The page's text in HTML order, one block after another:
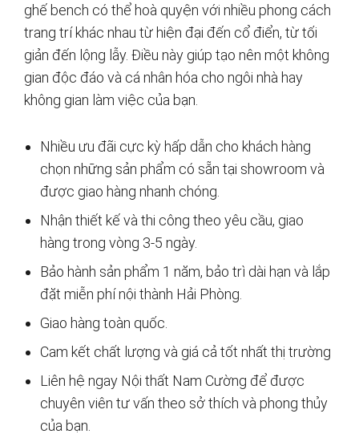
ghế bench có thể hoà quyện với nhiều phong cách
trang trí khác nhau từ hiện đại đến cổ điển, từ tối
giản đến lộng lẫy. Điều này giúp tạo nên một không
gian độc đáo và cá nhân hóa cho ngôi nhà hay
không gian làm việc của bạn.
Nhiều ưu đãi cực kỳ hấp dẫn cho khách hàng
chọn những sản phẩm có sẵn tại showroom và
được giao hàng nhanh chóng.
Nhận thiết kế và thi công theo yêu cầu, giao
hàng trong vòng 3-5 ngày.
Bảo hành sản phẩm 1 năm, bảo trì dài hạn và lắp
đặt miễn phí nội thành Hải Phòng.
Giao hàng toàn quốc.
Cam kết chất lượng và giá cả tốt nhất thị trường
Liên hệ ngay Nội thất Nam Cường để được
chuyên viên tư vấn theo sở thích và phong thủy
của bạn.